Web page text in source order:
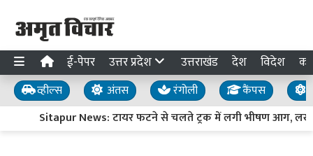
ई-पेपर उत्तर प्रदेश उत्तराखंड देश विदेश
व्हील्स अंतस रंगोली कैंपस
Sitapur News: टायर फटने से चलते ट्रक में लगी भीषण आग,